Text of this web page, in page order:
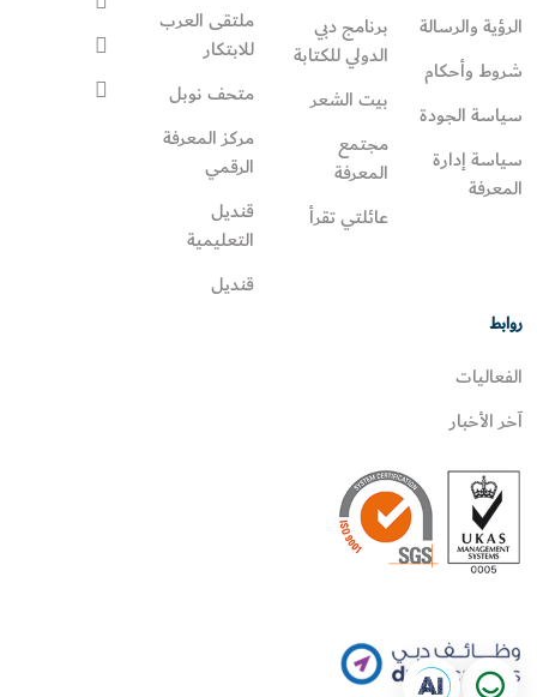
الرؤية والرسالة
شروط وأحكام
سياسة الجودة
سياسة إدارة
المعرفة
برنامج دبي
الدولي للكتابة
بيت الشعر
مجتمع
المعرفة
عائلتي تقرأ‎
ملتقى العرب
للابتكار
متحف نوبل
مركز المعرفة
الرقمي
قنديل
التعليمية
قنديل
روابط
الفعاليات
آخر الأخبار